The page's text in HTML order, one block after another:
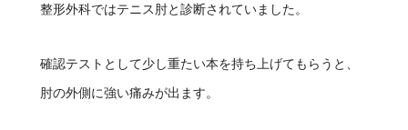
整形外科ではテニス肘と診断されていました。
確認テストとして少し重たい本を持ち上げてもらうと、
肘の外側に強い痛みが出ます。